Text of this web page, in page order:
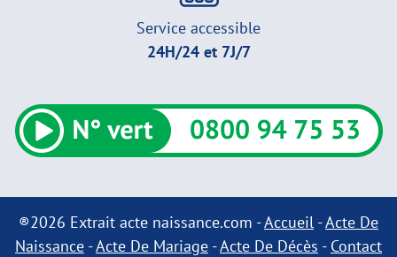
Service accessible
24H/24 et 7J/7
®2026 Extrait acte naissance.com -Accueil -Acte De
Naissance -Acte De Mariage -Acte De Décès - Contact